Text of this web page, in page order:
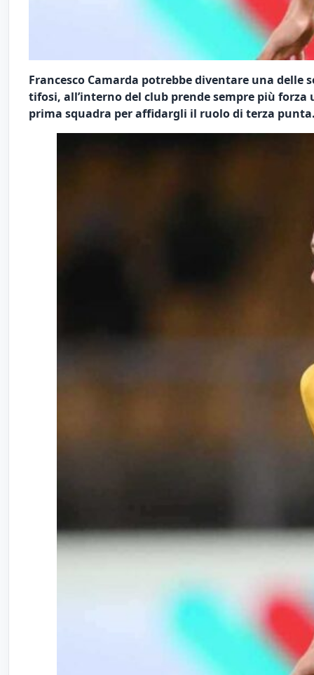
Francesco Camarda potrebbe diventare una
tifosi, all’interno del club prende sempre più
prima squadra per affidargli il ruolo di terza